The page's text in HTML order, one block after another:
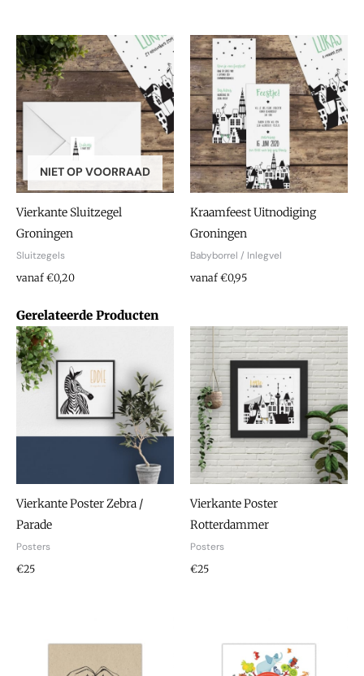
NIET OP VOORRAAD
Vierkante Sluitzegel
Groningen
Sluitzegels
vanaf €0,20
Kraamfeest Uitnodiging
Groningen
Babyborrel / Inlegvel
vanaf €0,95
Gerelateerde Producten
Vierkante Poster Zebra /
Parade
Posters
€25
Vierkante Poster
Rotterdammer
Posters
€25